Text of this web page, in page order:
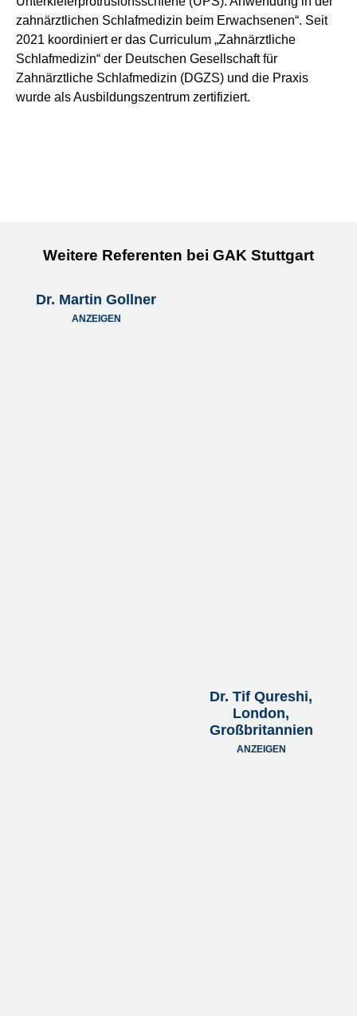
zahnärztlichen Schlafmedizin beim Erwachsenen“. Seit
2021 koordiniert er das Curriculum „Zahnärztliche
Schlafmedizin“ der Deutschen Gesellschaft für
Zahnärztliche Schlafmedizin (DGZS) und die Praxis
wurde als Ausbildungszentrum zertifiziert.
Weitere Referenten bei GAK Stuttgart
Dr. Martin Gollner
ANZEIGEN
Dr. Tif Qureshi,
London,
Großbritannien
ANZEIGEN